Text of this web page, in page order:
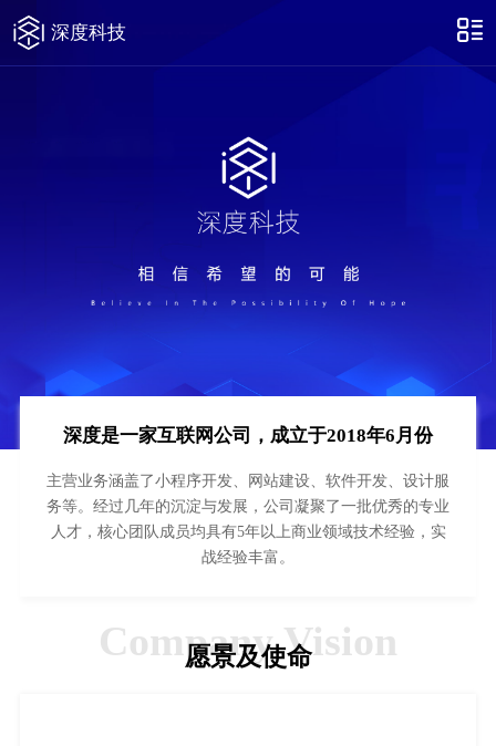
深度科技
深度是一家互联网公司，成立于2018年6月份
主营业务涵盖了小程序开发、网站建设、软件开发、设计服
务等。经过几年的沉淀与发展，公司凝聚了一批优秀的专业
人才，核心团队成员均具有5年以上商业领域技术经验，实
战经验丰富。
Company Vision
愿景及使命